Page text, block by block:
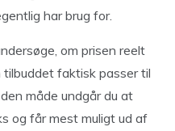
har brug for.
om prisen reelt
tilbuddet faktisk passer til
måde undgår du at
og får mest muligt ud af